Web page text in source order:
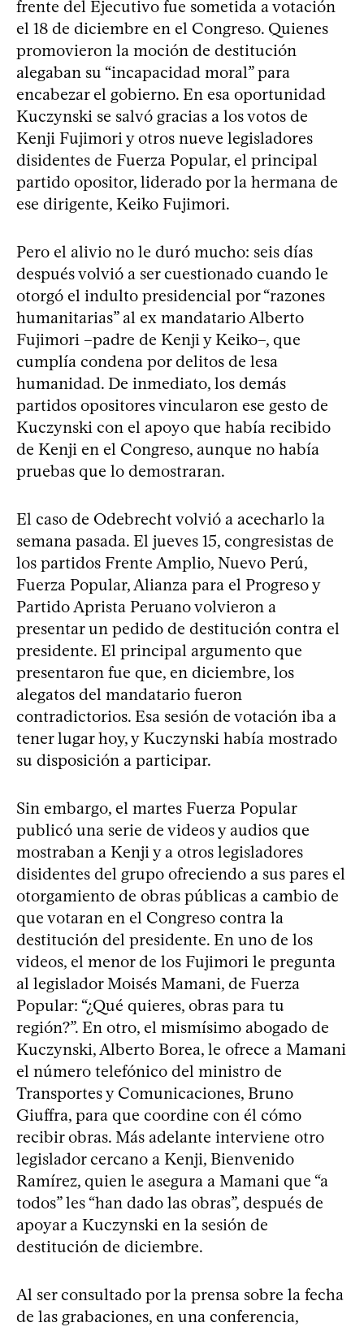
frente del Ejecutivo fue sometida a votación
el 18 de diciembre en el Congreso. Quienes
promovieron la moción de destitución
alegaban su “incapacidad moral” para
encabezar el gobierno. En esa oportunidad
Kuczynski se salvó gracias a los votos de
Kenji Fujimori y otros nueve legisladores
disidentes de Fuerza Popular, el principal
partido opositor, liderado por la hermana de
ese dirigente, Keiko Fujimori.
Pero el alivio no le duró mucho: seis días
después volvió a ser cuestionado cuando le
otorgó el indulto presidencial por “razones
humanitarias” al ex mandatario Alberto
Fujimori –padre de Kenji y Keiko–, que
cumplía condena por delitos de lesa
humanidad. De inmediato, los demás
partidos opositores vincularon ese gesto de
Kuczynski con el apoyo que había recibido
de Kenji en el Congreso, aunque no había
pruebas que lo demostraran.
El caso de Odebrecht volvió a acecharlo la
semana pasada. El jueves 15, congresistas de
los partidos Frente Amplio, Nuevo Perú,
Fuerza Popular, Alianza para el Progreso y
Partido Aprista Peruano volvieron a
presentar un pedido de destitución contra el
presidente. El principal argumento que
presentaron fue que, en diciembre, los
alegatos del mandatario fueron
contradictorios. Esa sesión de votación iba a
tener lugar hoy, y Kuczynski había mostrado
su disposición a participar.
Sin embargo, el martes Fuerza Popular
publicó una serie de videos y audios que
mostraban a Kenji y a otros legisladores
disidentes del grupo ofreciendo a sus pares el
otorgamiento de obras públicas a cambio de
que votaran en el Congreso contra la
destitución del presidente. En uno de los
videos, el menor de los Fujimori le pregunta
al legislador Moisés Mamani, de Fuerza
Popular: “¿Qué quieres, obras para tu
región?”. En otro, el mismísimo abogado de
Kuczynski, Alberto Borea, le ofrece a Mamani
el número telefónico del ministro de
Transportes y Comunicaciones, Bruno
Giuffra, para que coordine con él cómo
recibir obras. Más adelante interviene otro
legislador cercano a Kenji, Bienvenido
Ramírez, quien le asegura a Mamani que “a
todos” les “han dado las obras”, después de
apoyar a Kuczynski en la sesión de
destitución de diciembre.
Al ser consultado por la prensa sobre la fecha
de las grabaciones, en una conferencia,